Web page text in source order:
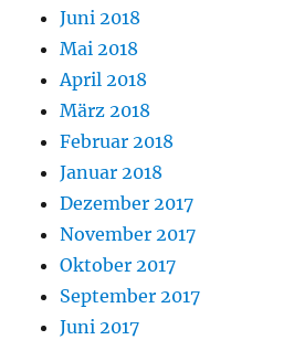
Juni 2018
Mai 2018
April 2018
März 2018
Februar 2018
Januar 2018
Dezember 2017
November 2017
Oktober 2017
September 2017
Juni 2017